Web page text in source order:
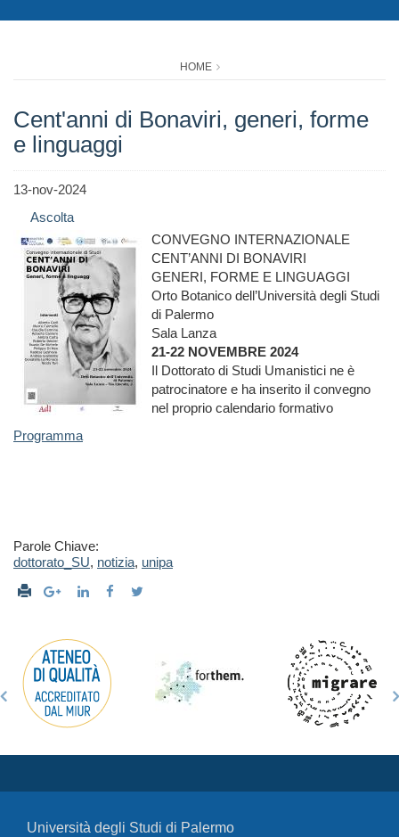
HOME
Cent'anni di Bonaviri, generi, forme
e linguaggi
13-nov-2024
Ascolta
CONVEGNO INTERNAZIONALE
CENT’ANNI DI BONAVIRI
GENERI, FORME E LINGUAGGI
Orto Botanico dell’Università degli Studi
di Palermo
Sala Lanza
21-22 NOVEMBRE 2024
Il Dottorato di Studi Umanistici ne è
patrocinatore e ha inserito il convegno
nel proprio calendario formativo
Programma
Parole Chiave:
dottorato_SU, notizia, unipa
Università degli Studi di Palermo